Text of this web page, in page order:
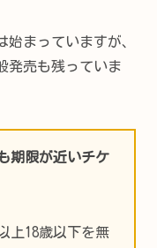
まっていますが、
発売も残っていま
期限が近いチケ
上18歳以下を無